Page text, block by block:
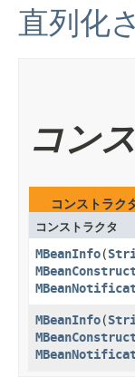
直列化
コン
コンストラク
コンストラクタ
MBeanInfo​(
MBeanInfo​(